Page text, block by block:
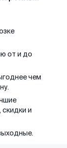
от и до
чем
и